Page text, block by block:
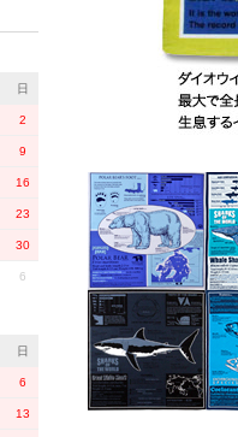
日
2
9
16
23
30
6
日
6
13